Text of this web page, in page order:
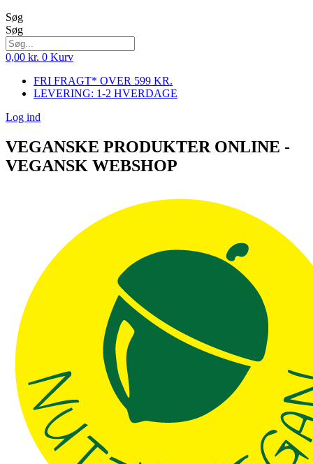
Søg
Søg
0,00 kr. 0 Kurv
FRI FRAGT* OVER 599 KR.
LEVERING: 1-2 HVERDAGE
Log ind
VEGANSKE PRODUKTER ONLINE -
VEGANSK WEBSHOP